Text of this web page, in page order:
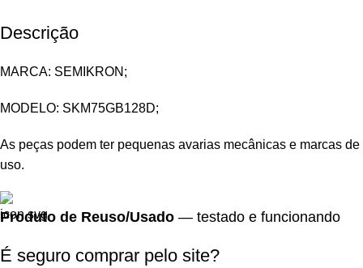
Descrição
MARCA: SEMIKRON;
MODELO: SKM75GB128D;
As peças podem ter pequenas avarias mecânicas e marcas de
uso.
Produto de Reuso/Usado — testado e funcionando
É seguro comprar pelo site?